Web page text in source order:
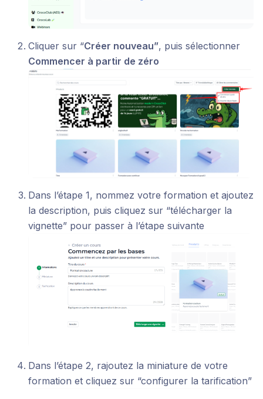
Cliquer sur “Créer nouveau”, puis sélectionner
Commencer à partir de zéro
Dans l’étape 1, nommez votre formation et ajoutez
la description, puis cliquez sur “télécharger la
vignette” pour passer à l’étape suivante
Dans l’étape 2, rajoutez la miniature de votre
formation et cliquez sur “configurer la tarification”